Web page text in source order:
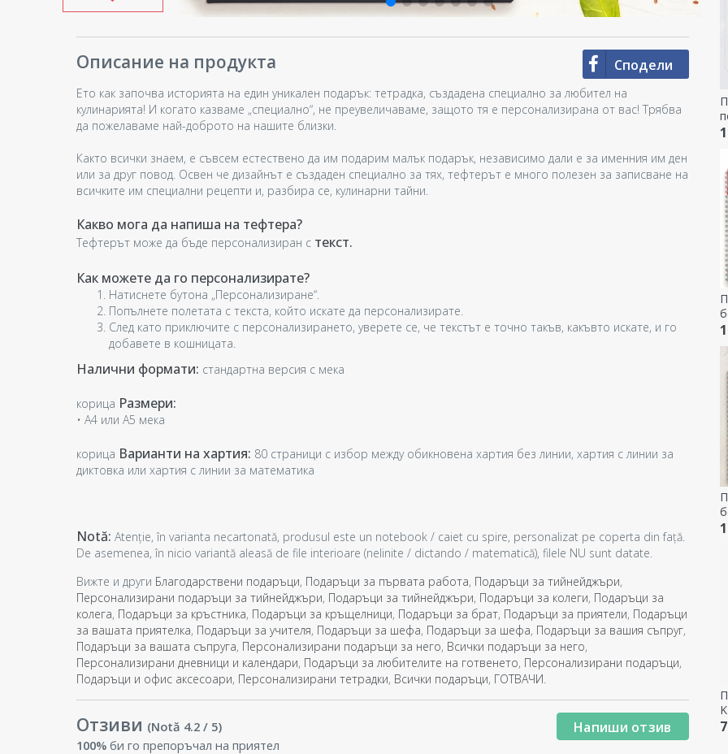
Описание на продукта Сподели
Ето как започва историята на един уникален подарък: тетрадка, създадена специално за любител на
кулинарията! И когато казваме „специално“, не преувеличаваме, защото тя е персонализирана от вас! Трябва
да пожелаваме най-доброто на нашите близки.
Както всички знаем, е съвсем естествено да им подарим малък подарък, независимо дали е за именния им ден
или за друг повод. Освен че дизайнът е създаден специално за тях, тефтерът е много полезен за записване на
всичките им специални рецепти и, разбира се, кулинарни тайни.
Какво мога да напиша на тефтера?
Тефтерът може да бъде персонализиран с текст.
Как можете да го персонализирате?
Натиснете бутона „Персонализиране“.
Попълнете полетата с текста, който искате да персонализирате.
След като приключите с персонализирането, уверете се, че текстът е точно такъв, какъвто искате, и го
добавете в кошницата.
Налични формати: стандартна версия с мека
корица Размери:
• A4 или A5 мека
корица Варианти на хартия: 80 страници с избор между обикновена хартия без линии, хартия с линии за
диктовка или хартия с линии за математика
Notă: Atenție, în varianta necartonată, produsul este un notebook / caiet cu spire, personalizat pe coperta din față.
De asemenea, în nicio variantă aleasă de file interioare (nelinite / dictando / matematică), filele NU sunt datate.
Вижте и други Благодарствени подаръци, Подаръци за първата работа, Подаръци за тийнейджъри,
Персонализирани подаръци за тийнейджъри, Подаръци за тийнейджъри, Подаръци за колеги, Подаръци за
колега, Подаръци за кръстника, Подаръци за кръщелници, Подаръци за брат, Подаръци за приятели, Подаръци
за вашата приятелка, Подаръци за учителя, Подаръци за шефа, Подаръци за шефа, Подаръци за вашия съпруг,
Подаръци за вашата съпруга, Персонализирани подаръци за него, Всички подаръци за него,
Персонализирани дневници и календари, Подаръци за любителите на готвенето, Персонализирани подаръци,
Подаръци и офис аксесоари, Персонализирани тетрадки, Всички подаръци, ГОТВАЧИ.
Отзиви (Notă 4.2 / 5)
100% би го препоръчал на приятел
Напиши отзив